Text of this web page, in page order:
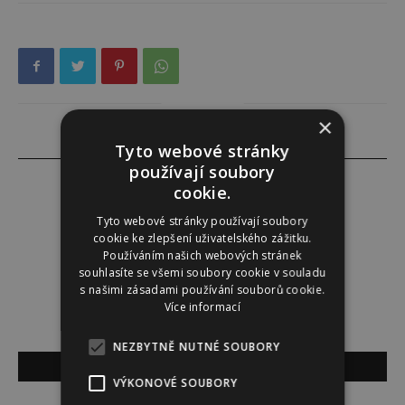
Darina Zumrová
×
Tyto webové stránky
používají soubory
cookie.
Tyto webové stránky používají soubory
cookie ke zlepšení uživatelského zážitku.
Používáním našich webových stránek
souhlasíte se všemi soubory cookie v souladu
s našimi zásadami používání souborů cookie.
Více informací
NEZBYTNĚ NUTNÉ SOUBORY
VÝKONOVÉ SOUBORY